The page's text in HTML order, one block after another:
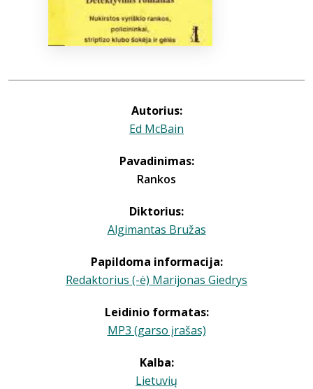
Autorius:
Ed McBain
Pavadinimas:
Rankos
Diktorius:
Algimantas Bružas
Papildoma informacija:
Redaktorius (-ė) Marijonas Giedrys
Leidinio formatas:
MP3 (garso įrašas)
Kalba:
Lietuvių